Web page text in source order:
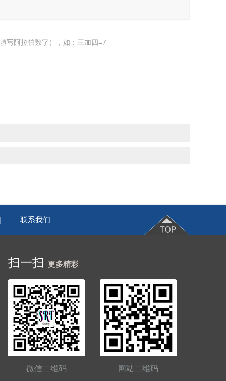
写阿拉伯数字），如：三加四=7
联系我们
扫一扫 更多精彩
微信二维码 网站二维码